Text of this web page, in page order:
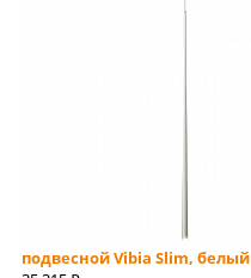
подвесной Vibia Slim, белый